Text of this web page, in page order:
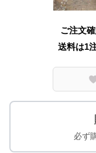
ご注文
送料は1
必ず